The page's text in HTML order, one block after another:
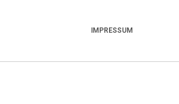
IMPRESSUM